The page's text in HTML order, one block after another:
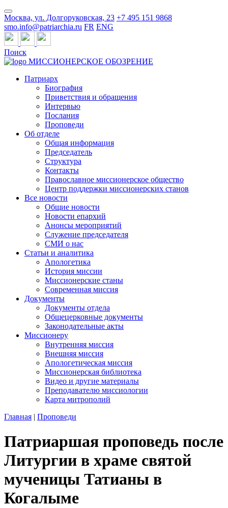
Москва, ул. Долгоруковская, 23 +7 495 151 9868
smo.info@patriarchia.ru FR ENG
Поиск
МИССИОНЕРСКОЕ ОБОЗРЕНИЕ
Патриарх
Биография
Приветствия и обращения
Интервью
Послания
Проповеди
Об отделе
Общая информация
Председатель
Структура
Контакты
Православное миссионерское общество
Центр поддержки миссионерских станов
Все новости
Общие новости
Новости епархий
Анонсы мероприятий
Служение председателя
СМИ о нас
Статьи и аналитика
Апологетика
История миссии
Миссионерские станы
Современная миссия
Документы
Документы отдела
Общецерковные документы
Законодательные акты
Миссионеру
Внутренняя миссия
Внешняя миссия
Апологетическая миссия
Миссионерская библиотека
Видео и другие материалы
Преподавателю миссиологии
Карта митрополий
Главная | Проповеди
Патриаршая проповедь после
Литургии в храме святой
мученицы Татианы в
Когалыме